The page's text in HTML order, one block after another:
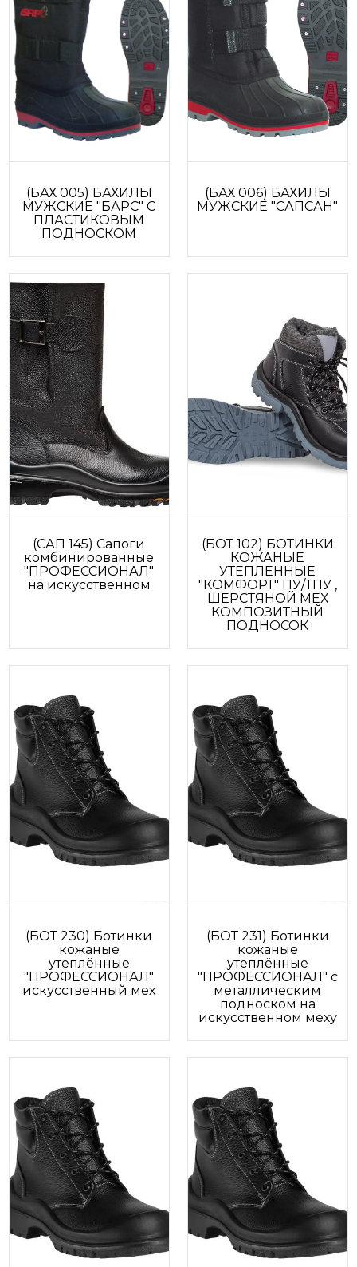
(БАХ 005) БАХИЛЫ
МУЖСКИЕ "БАРС" С
ПЛАСТИКОВЫМ
ПОДНОСКОМ
(БАХ 006) БАХИЛЫ
МУЖСКИЕ "САПСАН"
(САП 145) Сапоги
комбинированные
"ПРОФЕССИОНАЛ"
на искусственном
(БОТ 102) БОТИНКИ
КОЖАНЫЕ
УТЕПЛЁННЫЕ
"КОМФОРТ" ПУ/ТПУ ,
ШЕРСТЯНОЙ МЕХ
КОМПОЗИТНЫЙ
ПОДНОСОК
(БОТ 230) Ботинки
кожаные
утеплённые
"ПРОФЕССИОНАЛ"
искусственный мех
(БОТ 231) Ботинки
кожаные
утеплённые
"ПРОФЕССИОНАЛ" с
металлическим
подноском на
искусственном меху